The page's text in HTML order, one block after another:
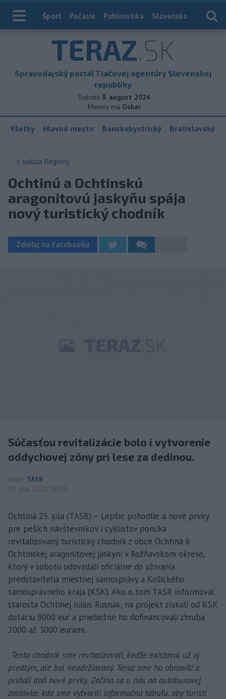
Index
Šport Počasie Publicistika Slovensko
TERAZ.SK
Spravodajský portál Tlačovej agentúry Slovenskej
republiky
Sobota 8. august 2026
Meniny má Oskar
Všetky Hlavné mesto Banskobystrický Bratislavský
< sekcia Regióny
Ochtinú a Ochtinskú
aragonitovú jaskyňu spája
nový turistický chodník
Zdieľaj na Facebooku
Súčasťou revitalizácie bolo i vytvorenie
oddychovej zóny pri lese za dedinou.
Autor TASR
25. júla 2020 16:05
Ochtiná 25. júla (TASR) – Lepšie pohodlie a nové prvky
pre peších návštevníkov i cyklistov ponúka
revitalizovaný turistický chodník z obce Ochtiná k
Ochtinskej aragonitovej jaskyni v Rožňavskom okrese,
ktorý v sobotu odovzdali oficiálne do užívania
predstavitelia miestnej samosprávy a Košického
samosprávneho kraja (KSK). Ako o tom TASR informoval
starosta Ochtinej Július Rusnák, na projekt získali od KSK
dotáciu 9000 eur a priebežne ho dofinancovali zhruba
2000 až 3000 eurami.
„Tento chodník sme revitalizovali, keďže existoval už aj
predtým, ale bol neudržiavaný. Teraz sme ho obnovili a
pridali doň nové prvky. Začína sa u nás na autobusovej
zastávke, kde sme vytvorili informačnú tabuľu, aby turisti